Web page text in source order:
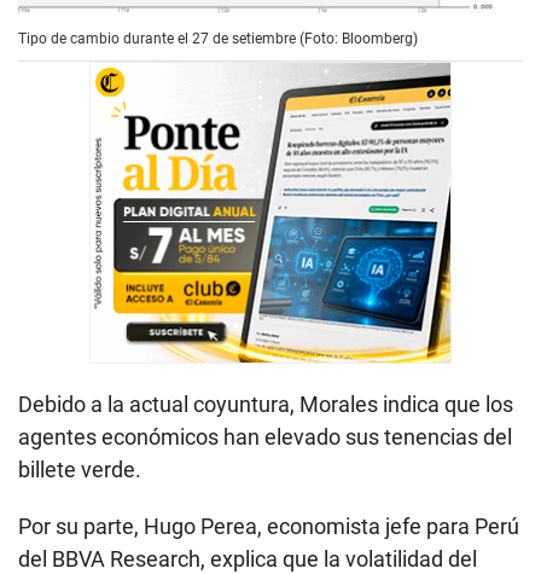
Tipo de cambio durante el 27 de setiembre (Foto: Bloomberg)
Debido a la actual coyuntura, Morales indica que los
agentes económicos han elevado sus tenencias del
billete verde.
Por su parte, Hugo Perea, economista jefe para Perú
del BBVA Research, explica que la volatilidad del